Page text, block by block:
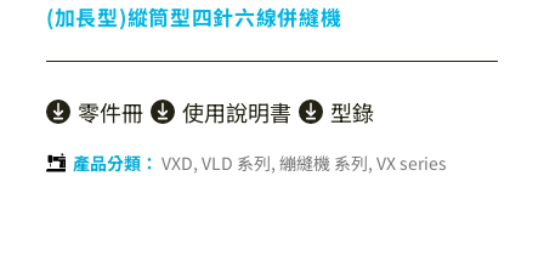
(加長型)縱筒型四針六線併縫機
零件冊 使用說明書 型錄
產品分類： VXD, VLD 系列, 繃縫機 系列, VX series